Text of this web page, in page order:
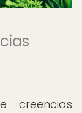
creencias